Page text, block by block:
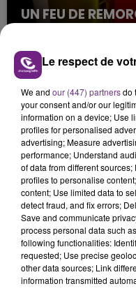
UN FEU DE
CIRCULATION
Un feu de
fin de matinée sur
TITRES
20h30
20h30
JUNGELI & EMMA
Le respect de
We and our (447) partnersdo
your consent and/or our
information on a device; Use
profiles for personalised
advertising; Measure
performance; Understand
of data from different
profiles to personalise
content; Use limited data to
detect fraud, and fix errors;
Save and communicate
process personal data such
following functionalities:
requested; Use precise
other data sources; Link
information transmitted